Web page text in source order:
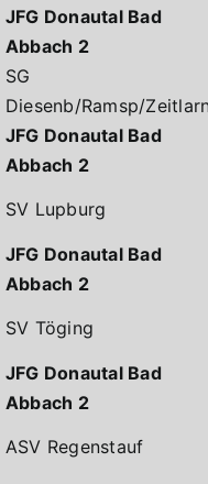
JFG Donautal Bad
Abbach 2
SG
Diesenb/Ramsp/
JFG Donautal Bad
Abbach 2
SV Lupburg
JFG Donautal Bad
Abbach 2
SV Töging
JFG Donautal Bad
Abbach 2
ASV Regenstauf